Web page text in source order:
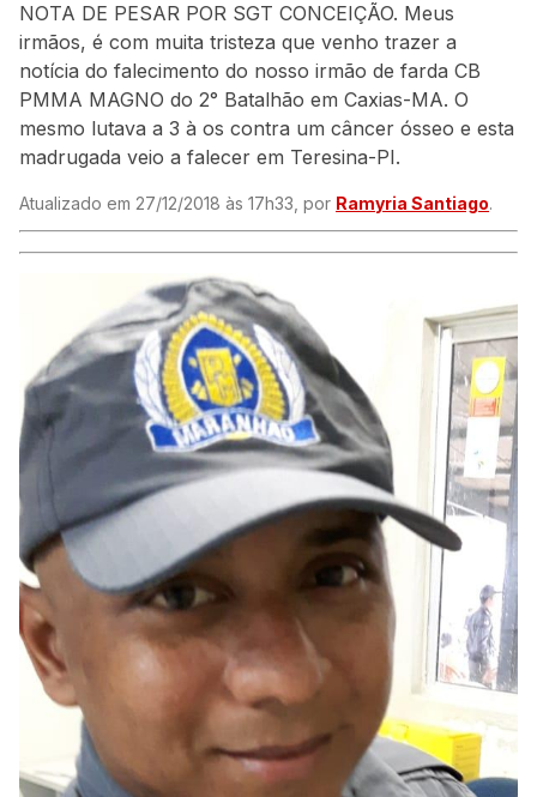
NOTA DE PESAR POR SGT CONCEIÇÃO. Meus
irmãos, é com muita tristeza que venho trazer a
notícia do falecimento do nosso irmão de farda CB
PMMA MAGNO do 2° Batalhão em Caxias-MA. O
mesmo lutava a 3 à os contra um câncer ósseo e esta
madrugada veio a falecer em Teresina-PI.
Atualizado em 27/12/2018 às 17h33, por Ramyria Santiago.